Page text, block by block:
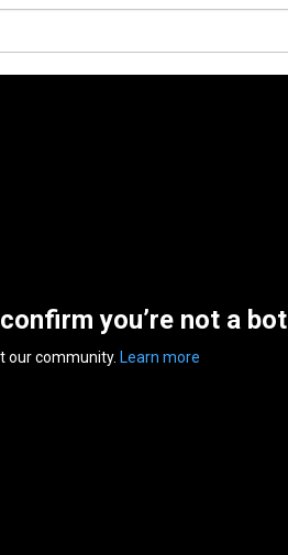
you’re not a bot
our community. Learn more